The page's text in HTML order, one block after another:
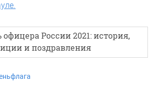
офицера России 2021: история,
и поздравления